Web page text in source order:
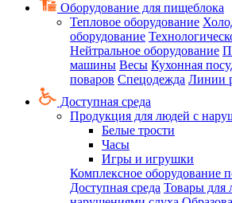
Оборудование для пищеблока
Тепловое оборудование
оборудование
Нейтральное оборудование
машины Весы Кухонная
поваров Спецодежда Линии
Доступная среда
Продукция для людей с
Белые трости
Часы
Игры и игрушки
Комплексное оборудование
Доступная среда Товары для